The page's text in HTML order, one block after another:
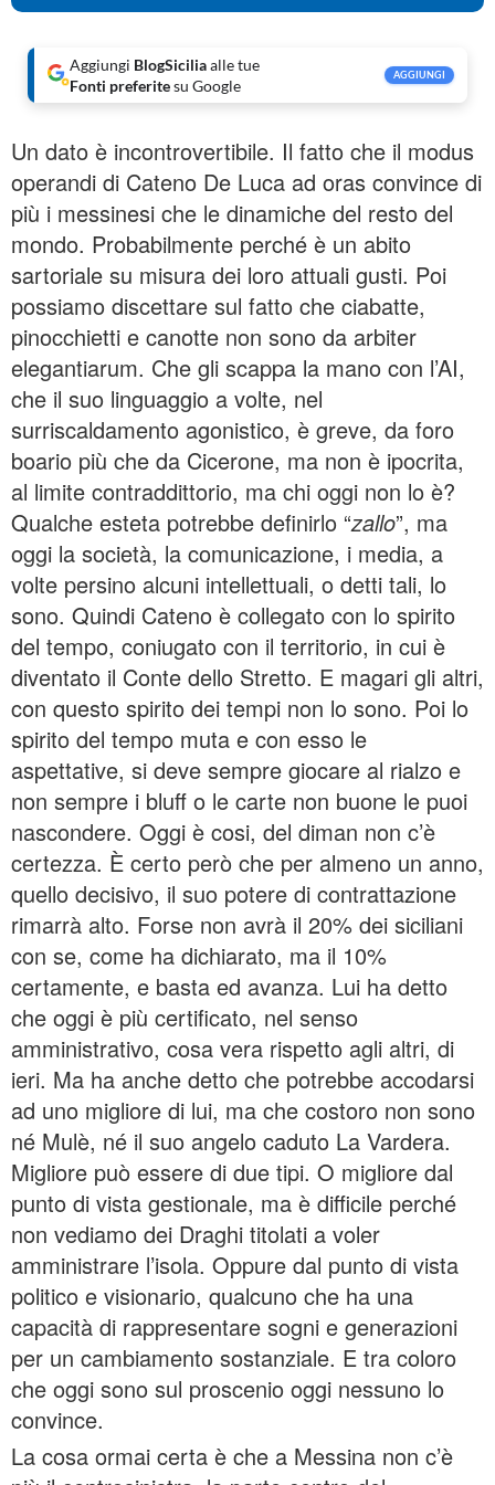
Aggiungi BlogSiciliaalle tue
Fonti preferitesu Google
AGGIUNGI
Un dato è incontrovertibile. Il fatto che il modus
operandi di Cateno De Luca ad oras convince di
più i messinesi che le dinamiche del resto del
mondo. Probabilmente perché è un abito
sartoriale su misura dei loro attuali gusti. Poi
possiamo discettare sul fatto che ciabatte,
pinocchietti e canotte non sono da arbiter
elegantiarum. Che gli scappa la mano con l’AI,
che il suo linguaggio a volte, nel
surriscaldamento agonistico, è greve, da foro
boario più che da Cicerone, ma non è ipocrita,
al limite contraddittorio, ma chi oggi non lo è?
Qualche esteta potrebbe definirlo “zallo”, ma
oggi la società, la comunicazione, i media, a
volte persino alcuni intellettuali, o detti tali, lo
sono. Quindi Cateno è collegato con lo spirito
del tempo, coniugato con il territorio, in cui è
diventato il Conte dello Stretto. E magari gli altri,
con questo spirito dei tempi non lo sono. Poi lo
spirito del tempo muta e con esso le
aspettative, si deve sempre giocare al rialzo e
non sempre i bluff o le carte non buone le puoi
nascondere. Oggi è cosi, del diman non c’è
certezza. È certo però che per almeno un anno,
quello decisivo, il suo potere di contrattazione
rimarrà alto. Forse non avrà il 20% dei siciliani
con se, come ha dichiarato, ma il 10%
certamente, e basta ed avanza. Lui ha detto
che oggi è più certificato, nel senso
amministrativo, cosa vera rispetto agli altri, di
ieri. Ma ha anche detto che potrebbe accodarsi
ad uno migliore di lui, ma che costoro non sono
né Mulè, né il suo angelo caduto La Vardera.
Migliore può essere di due tipi. O migliore dal
punto di vista gestionale, ma è difficile perché
non vediamo dei Draghi titolati a voler
amministrare l’isola. Oppure dal punto di vista
politico e visionario, qualcuno che ha una
capacità di rappresentare sogni e generazioni
per un cambiamento sostanziale. E tra coloro
che oggi sono sul proscenio oggi nessuno lo
convince.
La cosa ormai certa è che a Messina non c’è